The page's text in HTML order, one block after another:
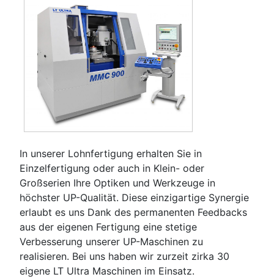
In unserer Lohnfertigung erhalten Sie in
Einzelfertigung oder auch in Klein- oder
Großserien Ihre Optiken und Werkzeuge in
höchster UP-Qualität. Diese einzigartige Synergie
erlaubt es uns Dank des permanenten Feedbacks
aus der eigenen Fertigung eine stetige
Verbesserung unserer UP-Maschinen zu
realisieren. Bei uns haben wir zurzeit zirka 30
eigene LT Ultra Maschinen im Einsatz.